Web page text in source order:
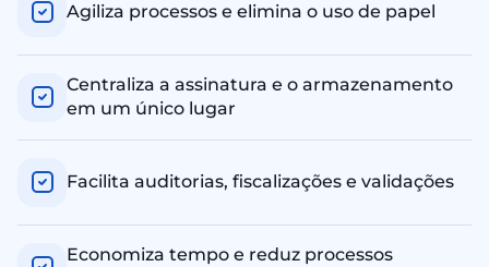
Agiliza processos e elimina o uso de papel
Centraliza a assinatura e o armazenamento
em um único lugar
Facilita auditorias, fiscalizações e validações
Economiza tempo e reduz processos